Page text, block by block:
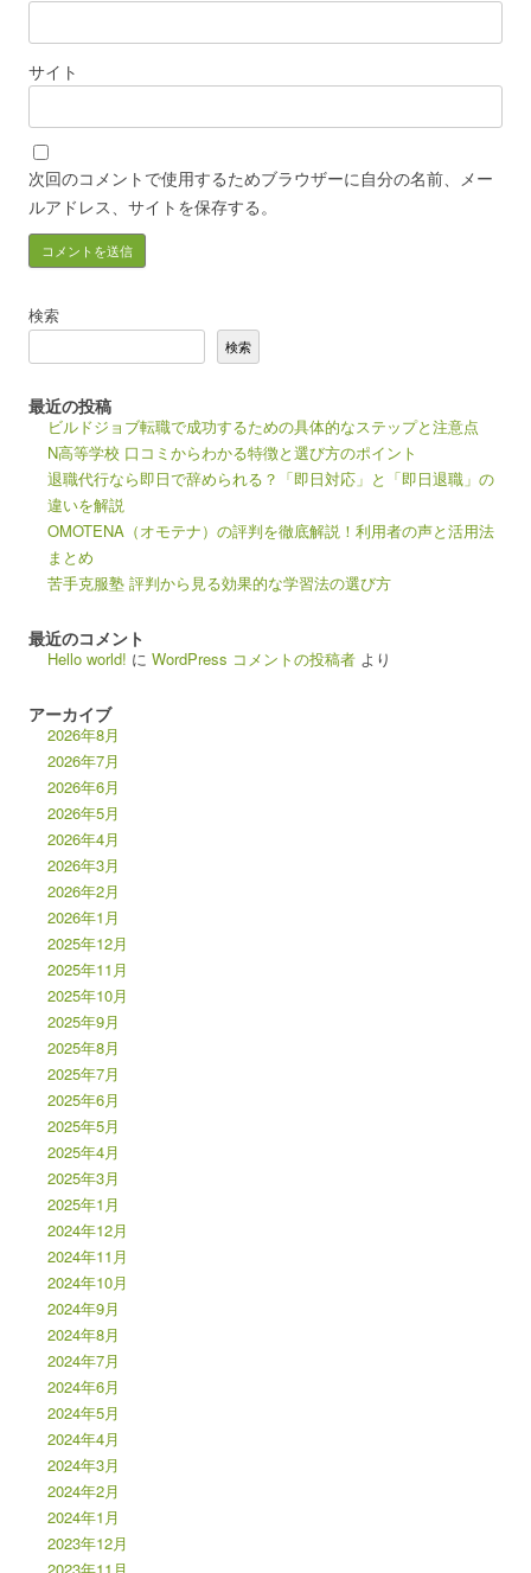
サイト
次回のコメントで使用するためブラウザーに自分の名前、メー
ルアドレス、サイトを保存する。
検索
検索
最近の投稿
ビルドジョブ転職で成功するための具体的なステップと注意点
N高等学校 口コミからわかる特徴と選び方のポイント
退職代行なら即日で辞められる？「即日対応」と「即日退職」の
違いを解説
OMOTENA（オモテナ）の評判を徹底解説！利用者の声と活用法
まとめ
苦手克服塾 評判から見る効果的な学習法の選び方
最近のコメント
Hello world! に WordPress コメントの投稿者 より
アーカイブ
2026年8月
2026年7月
2026年6月
2026年5月
2026年4月
2026年3月
2026年2月
2026年1月
2025年12月
2025年11月
2025年10月
2025年9月
2025年8月
2025年7月
2025年6月
2025年5月
2025年4月
2025年3月
2025年1月
2024年12月
2024年11月
2024年10月
2024年9月
2024年8月
2024年7月
2024年6月
2024年5月
2024年4月
2024年3月
2024年2月
2024年1月
2023年12月